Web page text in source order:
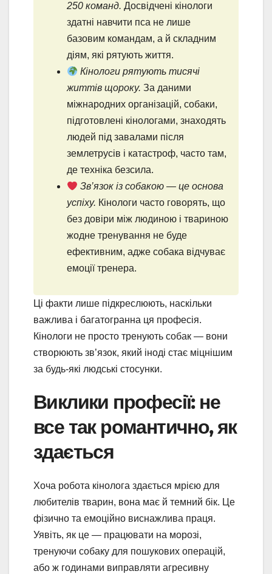
250 команд. Досвідчені кінологи
здатні навчити пса не лише
базовим командам, а й складним
діям, які рятують життя.
Кінологи рятують тисячі
життів щороку. За даними
міжнародних організацій, собаки,
підготовлені кінологами, знаходять
людей під завалами після
землетрусів і катастроф, часто там,
де техніка безсила.
Зв’язок із собакою — це основа
успіху. Кінологи часто говорять, що
без довіри між людиною і твариною
жодне тренування не буде
ефективним, адже собака відчуває
емоції тренера.
Ці факти лише підкреслюють, наскільки
важлива і багатогранна ця професія.
Кінологи не просто тренують собак — вони
створюють зв’язок, який іноді стає міцнішим
за будь-які людські стосунки.
Виклики професії: не
все так романтично, як
здається
Хоча робота кінолога здається мрією для
любителів тварин, вона має й темний бік. Це
фізично та емоційно виснажлива праця.
Уявіть, як це — працювати на морозі,
тренуючи собаку для пошукових операцій,
або ж годинами виправляти агресивну